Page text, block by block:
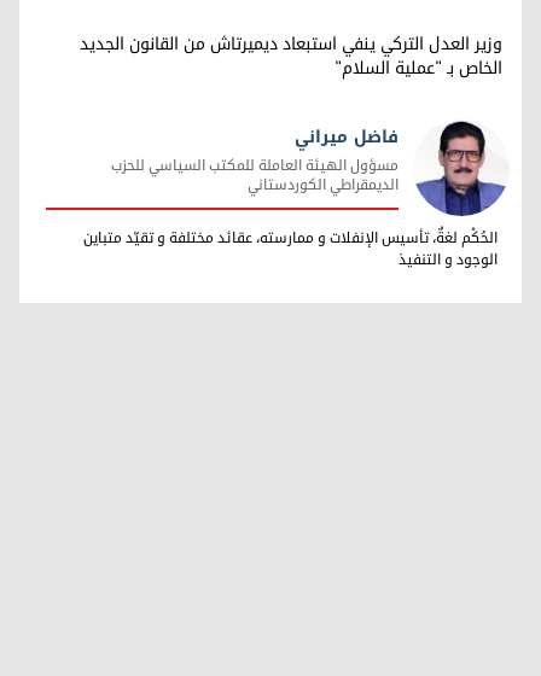
وزير العدل التركي ينفي استبعاد ديميرتاش من القانون الجديد
الخاص بـ "عملية السلام"
فاضل ميراني
فاضل ميراني
مسؤول الهيئة العاملة للمكتب السياسي للحزب
الديمقراطي الكوردستاني
الحُكْم لغةٌ، تأسيس الإنفلات و ممارسته، عقائد مختلفة و تقيّد متباين
الوجود و التنفيذ